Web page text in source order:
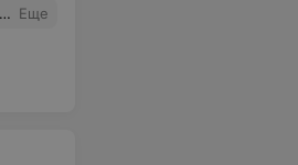
Еще